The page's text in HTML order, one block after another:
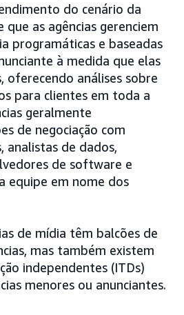
do cenário da
as agências gerenciem
programáticas e baseadas
à medida que elas
oferecendo análises sobre
para clientes em toda a
geralmente
de negociação com
analistas de dados,
de software e
equipe em nome dos
de mídia têm balcões de
mas também existem
independentes (ITDs)
menores ou anunciantes.